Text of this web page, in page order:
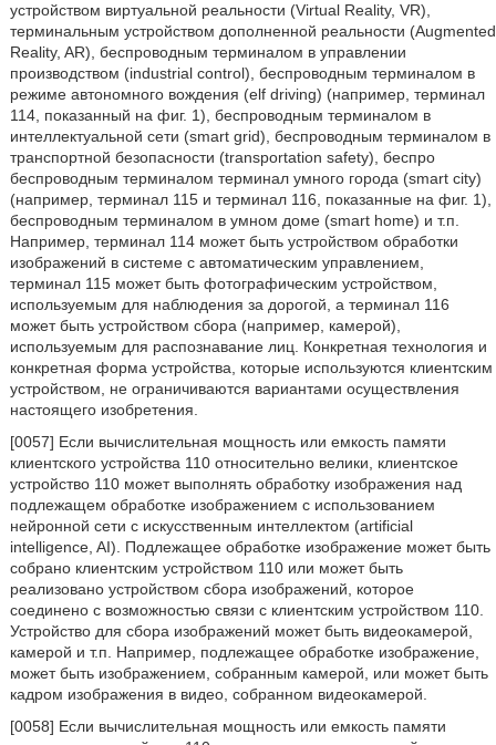
устройством виртуальной реальности (Virtual Reality, VR),
терминальным устройством дополненной реальности (Augmented
Reality, AR), беспроводным терминалом в управлении
производством (industrial control), беспроводным терминалом в
режиме автономного вождения (elf driving) (например, терминал
114, показанный на фиг. 1), беспроводным терминалом в
интеллектуальной сети (smart grid), беспроводным терминалом в
транспортной безопасности (transportation safety), беспро
беспроводным терминалом терминал умного города (smart city)
(например, терминал 115 и терминал 116, показанные на фиг. 1),
беспроводным терминалом в умном доме (smart home) и т.п.
Например, терминал 114 может быть устройством обработки
изображений в системе с автоматическим управлением,
терминал 115 может быть фотографическим устройством,
используемым для наблюдения за дорогой, а терминал 116
может быть устройством сбора (например, камерой),
используемым для распознавание лиц. Конкретная технология и
конкретная форма устройства, которые используются клиентским
устройством, не ограничиваются вариантами осуществления
настоящего изобретения.
[0057] Если вычислительная мощность или емкость памяти
клиентского устройства 110 относительно велики, клиентское
устройство 110 может выполнять обработку изображения над
подлежащем обработке изображением с использованием
нейронной сети с искусственным интеллектом (artificial
intelligence, AI). Подлежащее обработке изображение может быть
собрано клиентским устройством 110 или может быть
реализовано устройством сбора изображений, которое
соединено с возможностью связи с клиентским устройством 110.
Устройство для сбора изображений может быть видеокамерой,
камерой и т.п. Например, подлежащее обработке изображение,
может быть изображением, собранным камерой, или может быть
кадром изображения в видео, собранном видеокамерой.
[0058] Если вычислительная мощность или емкость памяти